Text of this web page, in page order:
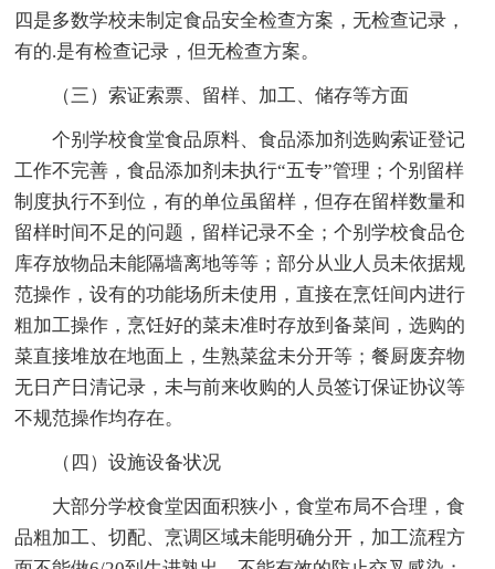
四是多数学校未制定食品安全检查方案，无检查记录，
有的.是有检查记录，但无检查方案。
（三）索证索票、留样、加工、储存等方面
个别学校食堂食品原料、食品添加剂选购索证登记
工作不完善，食品添加剂未执行“五专”管理；个别留样
制度执行不到位，有的单位虽留样，但存在留样数量和
留样时间不足的问题，留样记录不全；个别学校食品仓
库存放物品未能隔墙离地等等；部分从业人员未依据规
范操作，设有的功能场所未使用，直接在烹饪间内进行
粗加工操作，烹饪好的菜未准时存放到备菜间，选购的
菜直接堆放在地面上，生熟菜盆未分开等；餐厨废弃物
无日产日清记录，未与前来收购的人员签订保证协议等
不规范操作均存在。
（四）设施设备状况
大部分学校食堂因面积狭小，食堂布局不合理，食
品粗加工、切配、烹调区域未能明确分开，加工流程方